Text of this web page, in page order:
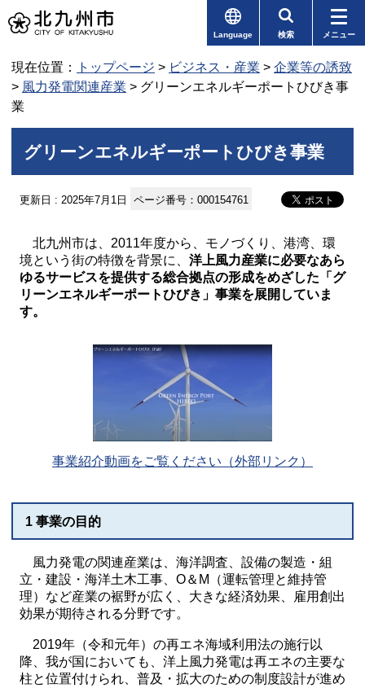
Language 検索 メニュー
現在位置： トップページ > ビジネス・産業 > 企業等の誘致
> 風力発電関連産業 > グリーンエネルギーポートひびき事
業
グリーンエネルギーポートひびき事業
更新日 : 2025年7月1日 ページ番号：000154761
北九州市は、2011年度から、モノづくり、港湾、環
境という街の特徴を背景に、 洋上風力産業に必要なあら
ゆるサービスを提供する総合拠点の形成をめざした「グ
リーンエネルギーポートひびき」事業を展開していま
す。
事業紹介動画をご覧ください（外部リンク）
1 事業の目的
風力発電の関連産業は、海洋調査、設備の製造・組
立・建設・海洋土木工事、O＆M（運転管理と維持管
理）など産業の裾野が広く、大きな経済効果、雇用創出
効果が期待される分野です。
2019年（令和元年）の再エネ海域利用法の施行以
降、我が国においても、洋上風力発電は再エネの主要な
柱と位置付けられ、普及・拡大のための制度設計が進め